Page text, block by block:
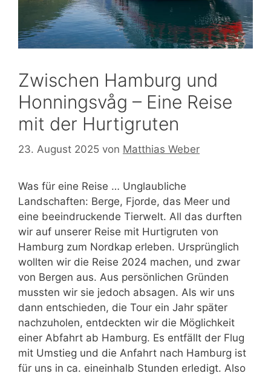
Zwischen Hamburg und
Honningsvåg – Eine Reise
mit der Hurtigruten
23. August 2025 von Matthias Weber
Was für eine Reise … Unglaubliche
Landschaften: Berge, Fjorde, das Meer und
eine beeindruckende Tierwelt. All das durften
wir auf unserer Reise mit Hurtigruten von
Hamburg zum Nordkap erleben. Ursprünglich
wollten wir die Reise 2024 machen, und zwar
von Bergen aus. Aus persönlichen Gründen
mussten wir sie jedoch absagen. Als wir uns
dann entschieden, die Tour ein Jahr später
nachzuholen, entdeckten wir die Möglichkeit
einer Abfahrt ab Hamburg. Es entfällt der Flug
mit Umstieg und die Anfahrt nach Hamburg ist
für uns in ca. eineinhalb Stunden erledigt. Also